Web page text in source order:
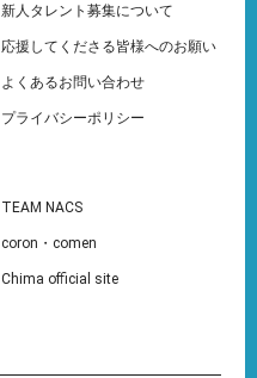
新人タレント募集について
応援してくださる皆様へのお願い
よくあるお問い合わせ
プライバシーポリシー
TEAM NACS
coron・comen
Chima official site